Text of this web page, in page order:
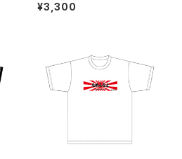
めねこ（なめんなよ）Tシャツ
¥3,300